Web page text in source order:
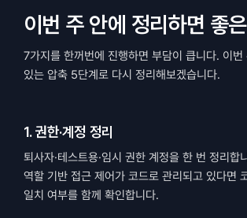
이번 주 안에 정리하면 좋
7가지를 한꺼번에 진행하면 부담이 큽니다. 이
있는 압축 5단계로 다시 정리해보겠습니다.
1. 권한·계정 정리
퇴사자·테스트용·임시 권한 계정을 한 번 정리합
역할 기반 접근 제어가 코드로 관리되고 있다면
일치 여부를 함께 확인합니다.